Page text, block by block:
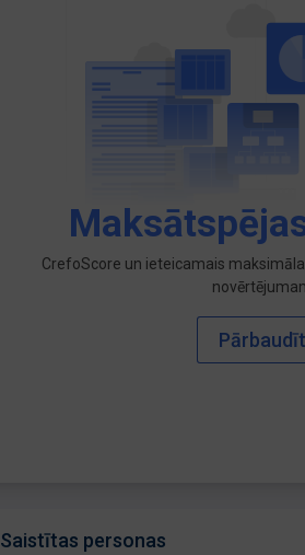
CrefoScore un ieteicamais
Pārbaudīt
Saistītas personas